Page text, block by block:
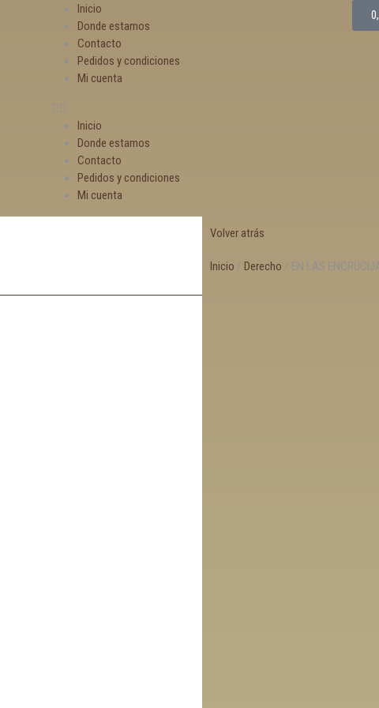
Inicio
Donde estamos
Contacto
Pedidos y condiciones
Mi cuenta
Inicio
Donde estamos
Contacto
Pedidos y condiciones
Mi cuenta
Volver atrás
Inicio / Derecho / EN LAS